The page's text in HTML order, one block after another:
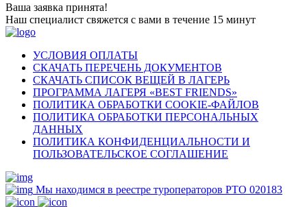
Ваша заявка принята!
Наш специалист свяжется с вами в течение 15 минут
УСЛОВИЯ ОПЛАТЫ
СКАЧАТЬ ПЕРЕЧЕНЬ ДОКУМЕНТОВ
СКАЧАТЬ СПИСОК ВЕЩЕЙ В ЛАГЕРЬ
ПРОГРАММА ЛАГЕРЯ «BEST FRIENDS»
ПОЛИТИКА ОБРАБОТКИ COOKIE-ФАЙЛОВ
ПОЛИТИКА ОБРАБОТКИ ПЕРСОНАЛЬНЫХ
ДАННЫХ
ПОЛИТИКА КОНФИДЕНЦИАЛЬНОСТИ И
ПОЛЬЗОВАТЕЛЬСКОЕ СОГЛАШЕНИЕ
Мы находимся в реестре туроператоров РТО 020183